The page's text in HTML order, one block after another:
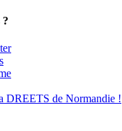
?
DREETS de Normandie !